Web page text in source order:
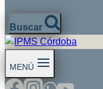
Buscar
MENÚ